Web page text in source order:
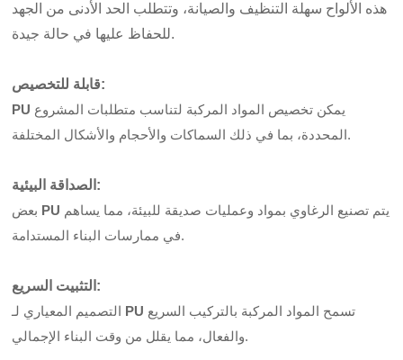
هذه الألواح سهلة التنظيف والصيانة، وتتطلب الحد الأدنى من الجهد
للحفاظ عليها في حالة جيدة.
قابلة للتخصيص:
PU
المحددة، بما في ذلك السماكات والأحجام والأشكال المختلفة.
الصداقة البيئية :
PU
في ممارسات البناء المستدامة.
التثبيت السريع :
PU
والفعال، مما يقلل من وقت البناء الإجمالي.